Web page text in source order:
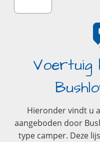
Voertuig
Hieronder vindt u
aangeboden door
type camper. Deze